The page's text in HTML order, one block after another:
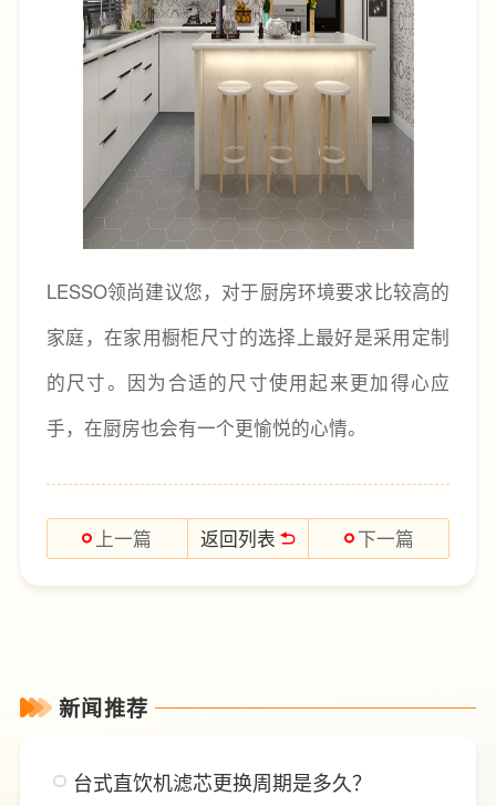
LESSO领尚建议您，对于厨房环境要求比较高的
家庭，在家用橱柜尺寸的选择上最好是采用定制
的尺寸。因为合适的尺寸使用起来更加得心应
手，在厨房也会有一个更愉悦的心情。
上一篇 返回列表 下一篇
新闻推荐
台式直饮机滤芯更换周期是多久？